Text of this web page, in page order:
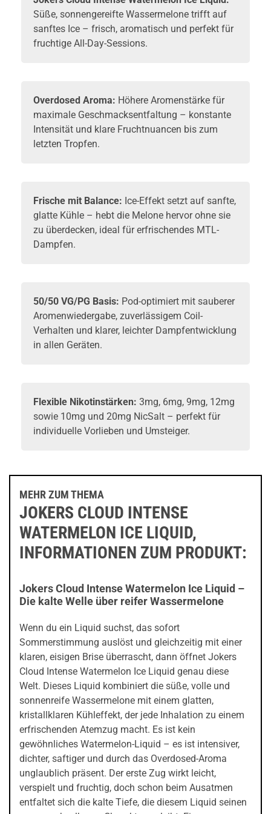
Süße, sonnengereifte Wassermelone trifft auf
sanftes Ice – frisch, aromatisch und perfekt für
fruchtige All-Day-Sessions.
Overdosed Aroma: Höhere Aromenstärke für
maximale Geschmacksentfaltung – konstante
Intensität und klare Fruchtnuancen bis zum
letzten Tropfen.
Frische mit Balance: Ice-Effekt setzt auf sanfte,
glatte Kühle – hebt die Melone hervor ohne sie
zu überdecken, ideal für erfrischendes MTL-
Dampfen.
50/50 VG/PG Basis: Pod-optimiert mit sauberer
Aromenwiedergabe, zuverlässigem Coil-
Verhalten und klarer, leichter Dampfentwicklung
in allen Geräten.
Flexible Nikotinstärken: 3mg, 6mg, 9mg, 12mg
sowie 10mg und 20mg NicSalt – perfekt für
individuelle Vorlieben und Umsteiger.
MEHR ZUM THEMA
JOKERS CLOUD INTENSE
WATERMELON ICE LIQUID,
INFORMATIONEN ZUM PRODUKT:
Jokers Cloud Intense Watermelon Ice Liquid –
Die kalte Welle über reifer Wassermelone
Wenn du ein Liquid suchst, das sofort
Sommerstimmung auslöst und gleichzeitig mit einer
klaren, eisigen Brise überrascht, dann öffnet Jokers
Cloud Intense Watermelon Ice Liquid genau diese
Welt. Dieses Liquid kombiniert die süße, volle und
sonnenreife Wassermelone mit einem glatten,
kristallklaren Kühleffekt, der jede Inhalation zu einem
erfrischenden Atemzug macht. Es ist kein
gewöhnliches Watermelon-Liquid – es ist intensiver,
dichter, saftiger und durch das Overdosed-Aroma
unglaublich präsent. Der erste Zug wirkt leicht,
verspielt und fruchtig, doch schon beim Ausatmen
entfaltet sich die kalte Tiefe, die diesem Liquid seinen